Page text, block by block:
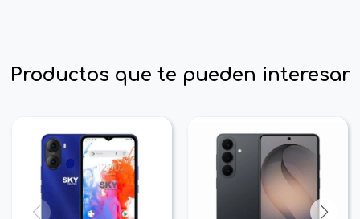
Productos que te pueden interesar